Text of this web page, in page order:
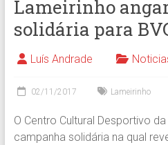
Lameirinho
solidária para
Luís Andrade
02/11/2017 Lameirinho
O Centro Cultural Desportivo
campanha solidária na qual